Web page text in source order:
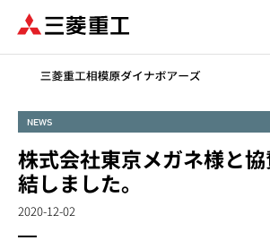
ン
NEWS
株式会社東京メガネ様と
結しました。
2020-12-02